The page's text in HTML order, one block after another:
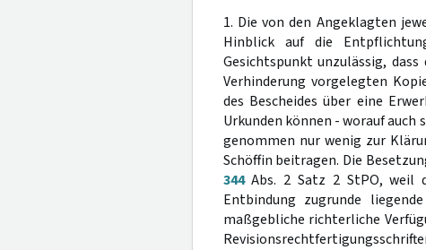
1. Die von den Angeklagten
Hinblick auf die
Gesichtspunkt unzulässig,
Verhinderung vorgelegten
des Bescheides über eine
Urkunden können - worauf auch
genommen nur wenig zur
Schöffin beitragen. Die
344Abs. 2 Satz 2 StPO, weil
Entbindung zugrunde
maßgebliche richterliche